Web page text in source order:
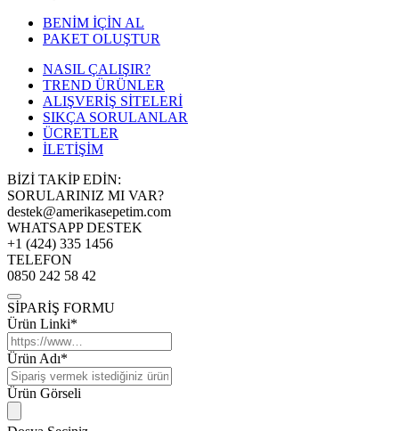
BENİM İÇİN AL
PAKET OLUŞTUR
NASIL ÇALIŞIR?
TREND ÜRÜNLER
ALIŞVERİŞ SİTELERİ
SIKÇA SORULANLAR
ÜCRETLER
İLETİŞİM
BİZİ TAKİP EDİN:
SORULARINIZ MI VAR?
destek@amerikasepetim.com
WHATSAPP DESTEK
+1 (424) 335 1456
TELEFON
0850 242 58 42
SİPARİŞ FORMU
Ürün Linki*
Ürün Adı*
Ürün Görseli